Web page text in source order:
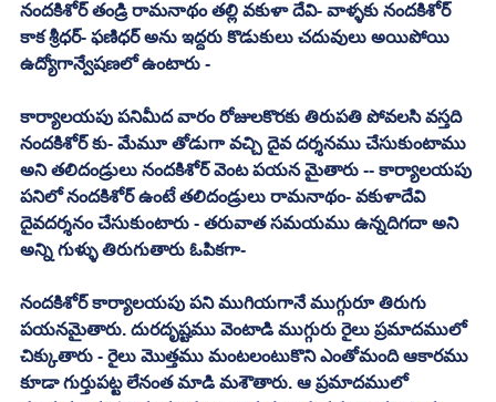
నందకిశోర్ తండ్రి రామనాథం తల్లి వకుళా దేవి- వాళ్ళకు నందకిశోర్
కాక శ్రీధర్- ఫణిధర్ అను ఇద్దరు కొడుకులు చదువులు అయిపోయి
ఉద్యోగాన్వేషణలో ఉంటారు -
కార్యాలయపు పనిమీద వారం రోజులకొరకు తిరుపతి పోవలసి వస్తది
నందకిశోర్ కు- మేమూ తోడుగా వచ్చి దైవ దర్శనము చేసుకుంటాము
అని తలిదండ్రులు నందకిశోర్ వెంట పయన మైతారు -- కార్యాలయపు
పనిలో నందకిశోర్ ఉంటే తలిదండ్రులు రామనాథం- వకుళాదేవి
దైవదర్శనం చేసుకుంటారు - తరువాత సమయము ఉన్నదిగదా అని
అన్ని గుళ్ళు తిరుగుతారు ఓపికగా-
నందకిశోర్ కార్యాలయపు పని ముగియగానే ముగ్గురూ తిరుగు
పయనమైతారు. దురదృష్టము వెంటాడి ముగ్గురు రైలు ప్రమాదములో
చిక్కుతారు - రైలు మొత్తము మంటలంటుకొని ఎంతోమంది ఆకారము
కూడా గుర్తుపట్ట లేనంత మాడి మశౌతారు. ఆ ప్రమాదములో